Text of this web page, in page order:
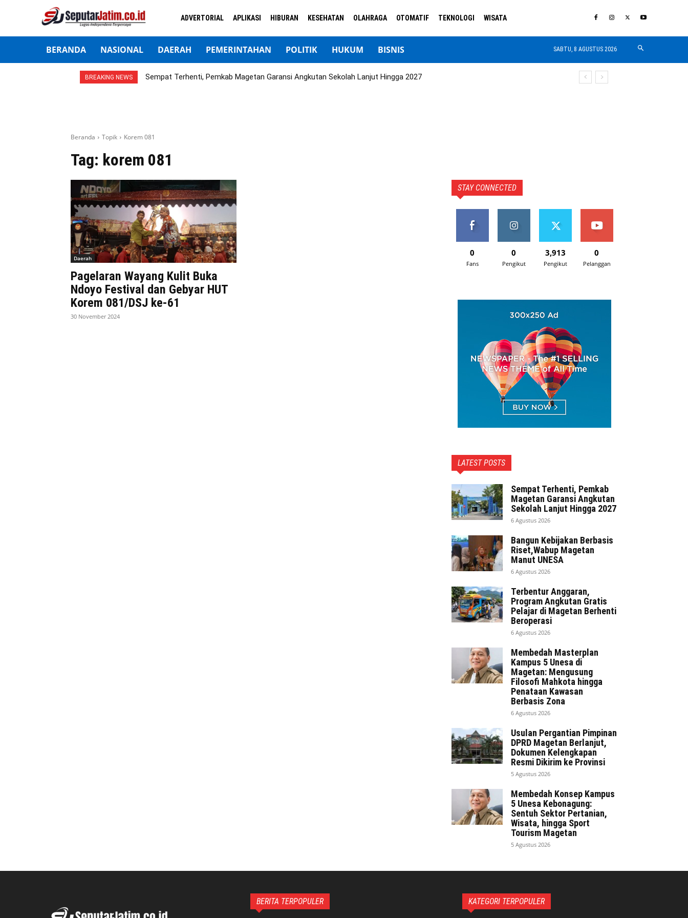
ADVERTORIAL APLIKASI HIBURAN KESEHATAN OLAHRAGA OTOMATIF TEKNOLOGI WISATA
BERANDA NASIONAL DAERAH PEMERINTAHAN POLITIK HUKUM BISNIS SABTU, 8 AGUSTUS 2026
BREAKING NEWS Sempat Terhenti, Pemkab Magetan Garansi Angkutan Sekolah Lanjut Hingga 2027
Beranda Topik Korem 081
Tag: korem 081
Daerah
Pagelaran Wayang Kulit Buka
Ndoyo Festival dan Gebyar HUT
Korem 081/DSJ ke-61
30 November 2024
STAY CONNECTED
0
Fans
0
Pengikut
3,913
Pengikut
0
Pelanggan
LATEST POSTS
Sempat Terhenti, Pemkab
Magetan Garansi Angkutan
Sekolah Lanjut Hingga 2027
6 Agustus 2026
Bangun Kebijakan Berbasis
Riset,Wabup Magetan
Manut UNESA
6 Agustus 2026
Terbentur Anggaran,
Program Angkutan Gratis
Pelajar di Magetan Berhenti
Beroperasi
6 Agustus 2026
Membedah Masterplan
Kampus 5 Unesa di
Magetan: Mengusung
Filosofi Mahkota hingga
Penataan Kawasan
Berbasis Zona
6 Agustus 2026
Usulan Pergantian Pimpinan
DPRD Magetan Berlanjut,
Dokumen Kelengkapan
Resmi Dikirim ke Provinsi
5 Agustus 2026
Membedah Konsep Kampus
5 Unesa Kebonagung:
Sentuh Sektor Pertanian,
Wisata, hingga Sport
Tourism Magetan
5 Agustus 2026
BERITA TERPOPULER KATEGORI TERPOPULER